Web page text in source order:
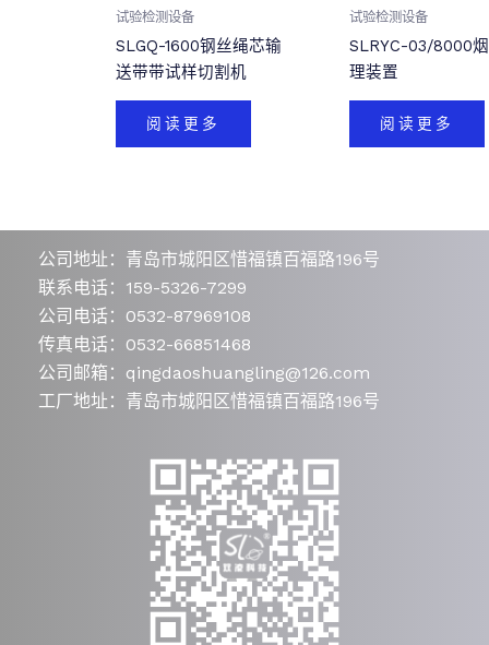
试验检测设备
SLGQ-1600钢丝绳芯输
送带带试样切割机
阅读更多
试验检测设备
SLRYC-03/8000
理装置
阅读更多
公司地址：青岛市城阳区惜福镇百福路196号
联系电话：159-5326-7299
公司电话：0532-87969108
传真电话：0532-66851468
公司邮箱：qingdaoshuangling@126.com
工厂地址：青岛市城阳区惜福镇百福路196号